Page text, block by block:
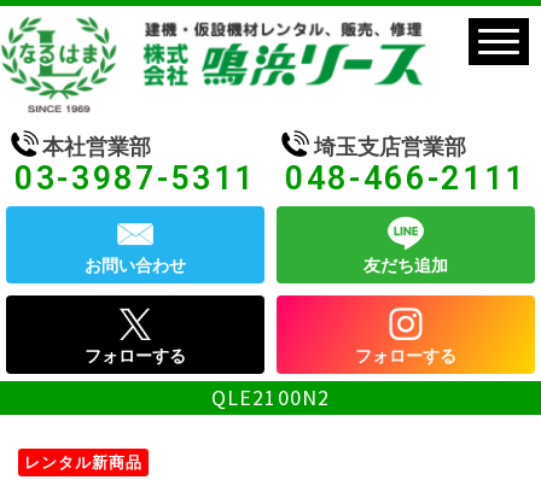
本社営業部
03-3987-5311
埼玉支店営業部
048-466-2111
お問い合わせ 友だち追加
フォローする フォローする
QLE2100N2
レンタル新商品